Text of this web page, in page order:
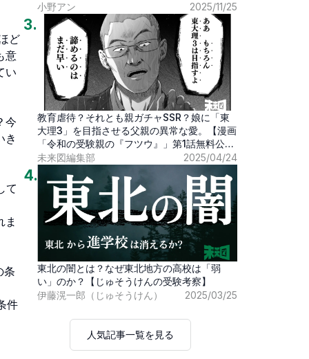
ど
意
い
今
き
て
ま
条
件
小野アン
2025/11/25
3.
教育虐待？それとも親ガチャSSR？娘に「東
大理3」を目指させる父親の異常な愛。【漫画
「令和の受験親の『フツウ』」第1話無料公
開】
未来図編集部 2025/04/24
4.
東北の闇とは？なぜ東北地方の高校は「弱
い」のか？【じゅそうけんの受験考察】
伊藤滉一郎（じゅそうけん）
2025/03/25
人気記事一覧を見る